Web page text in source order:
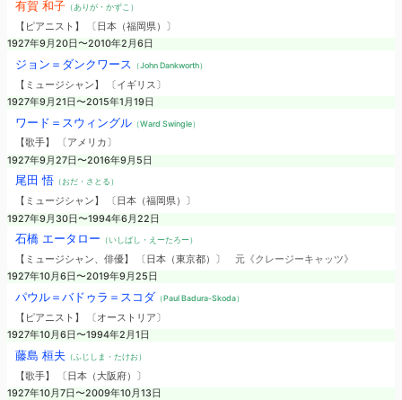
有賀 和子（ありが・かずこ）
【ピアニスト】 〔日本（福岡県）〕
1927年9月20日〜2010年2月6日
ジョン＝ダンクワース （John Dankworth）
【ミュージシャン】 〔イギリス〕
1927年9月21日〜2015年1月19日
ワード＝スウィングル（Ward Swingle）
【歌手】 〔アメリカ〕
1927年9月27日〜2016年9月5日
尾田 悟（おだ・さとる）
【ミュージシャン】 〔日本（福岡県）〕
1927年9月30日〜1994年6月22日
石橋 エータロー （いしばし・えーたろー）
【ミュージシャン、俳優】 〔日本（東京都）〕 元《クレージーキャッツ》
1927年10月6日〜2019年9月25日
パウル＝バドゥラ＝スコダ （Paul Badura-Skoda）
【ピアニスト】 〔オーストリア〕
1927年10月6日〜1994年2月1日
藤島 桓夫 （ふじしま・たけお）
【歌手】 〔日本（大阪府）〕
1927年10月7日〜2009年10月13日